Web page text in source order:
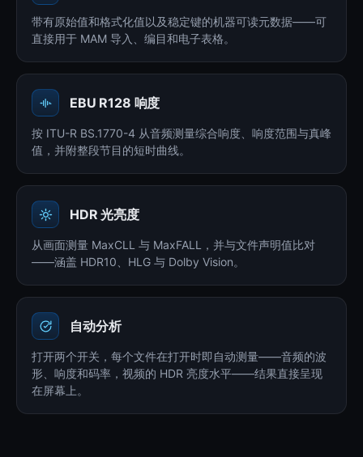
带有原始值和格式化值以及稳定键的机器可读元数据——可
直接用于 MAM 导入、编目和电子表格。
EBU R128 响度
按 ITU-R BS.1770-4 从音频测量综合响度、响度范围与真峰
值，并附整段节目的短时曲线。
HDR 光亮度
从画面测量 MaxCLL 与 MaxFALL，并与文件声明值比对
——涵盖 HDR10、HLG 与 Dolby Vision。
自动分析
打开两个开关，每个文件在打开时即自动测量——音频的波
形、响度和码率，视频的 HDR 亮度水平——结果直接呈现
在屏幕上。